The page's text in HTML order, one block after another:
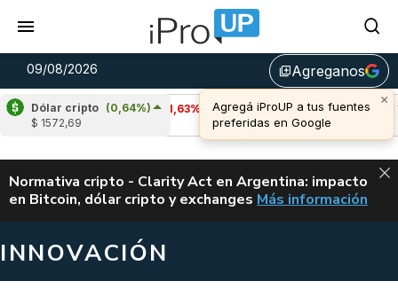
09/08/2026 library_addAgreganos
Dólar cripto (0,64%)
$ 1572,69
Cardano (-1,63%)
u$s 0,20
Avalanche
(-0,91%)
u$s 6,47
ALERTA
Normativa cripto - Clarity Act en Argentina: impacto
en Bitcoin, dólar cripto y exchanges CLARITY ACT EN
Más información
INNOVACIÓN